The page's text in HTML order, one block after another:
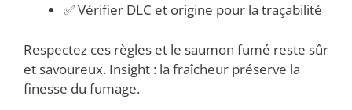
✅ Vérifier DLC et origine pour la traçabilité
Respectez ces règles et le saumon fumé reste sûr
et savoureux. Insight : la fraîcheur préserve la
finesse du fumage.